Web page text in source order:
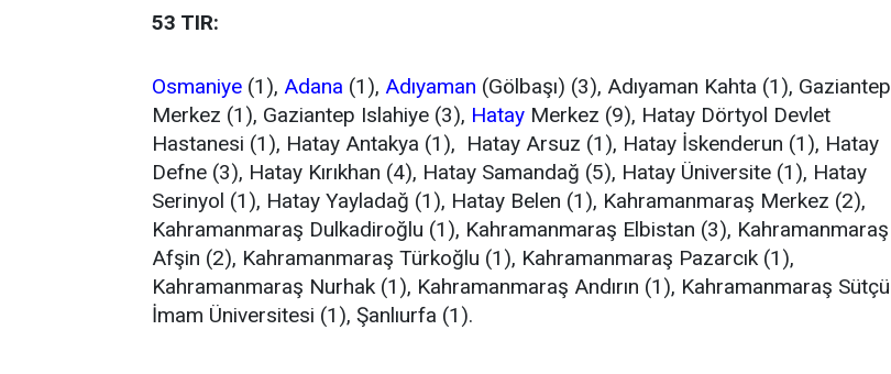
53 TIR:
Osmaniye (1), Adana (1), Adıyaman (Gölbaşı) (3), Adıyaman Kahta (1), Gaziantep
Merkez (1), Gaziantep Islahiye (3), Hatay Merkez (9), Hatay Dörtyol Devlet
Hastanesi (1), Hatay Antakya (1), Hatay Arsuz (1), Hatay İskenderun (1), Hatay
Defne (3), Hatay Kırıkhan (4), Hatay Samandağ (5), Hatay Üniversite (1), Hatay
Serinyol (1), Hatay Yayladağ (1), Hatay Belen (1), Kahramanmaraş Merkez (2),
Kahramanmaraş Dulkadiroğlu (1), Kahramanmaraş Elbistan (3), Kahramanmaraş
Afşin (2), Kahramanmaraş Türkoğlu (1), Kahramanmaraş Pazarcık (1),
Kahramanmaraş Nurhak (1), Kahramanmaraş Andırın (1), Kahramanmaraş Sütçü
İmam Üniversitesi (1), Şanlıurfa (1).